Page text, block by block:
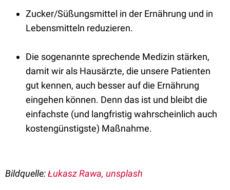
Zucker/Süßungsmittel in der Ernährung und in
Lebensmitteln reduzieren.
Die sogenannte sprechende Medizin stärken,
damit wir als Hausärzte, die unsere Patienten
gut kennen, auch besser auf die Ernährung
eingehen können. Denn das ist und bleibt die
einfachste (und langfristig wahrscheinlich auch
kostengünstigste) Maßnahme.
Bildquelle:Łukasz Rawa, unsplash